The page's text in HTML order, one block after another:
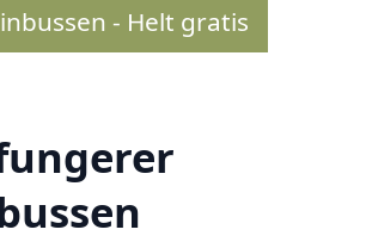
- Helt gratis